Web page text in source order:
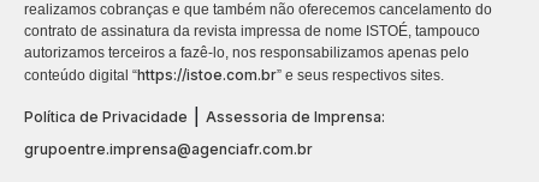
realizamos cobranças e que também não oferecemos cancelamento do
contrato de assinatura da revista impressa de nome ISTOÉ, tampouco
autorizamos terceiros a fazê-lo, nos responsabilizamos apenas pelo
conteúdo digital “https://istoe.com.br” e seus respectivos sites.
Política de Privacidade
Assessoria de Imprensa:
grupoentre.imprensa@agenciafr.com.br